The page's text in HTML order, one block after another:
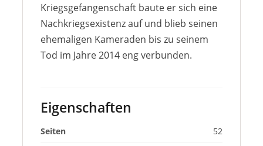
Kriegsgefangenschaft baute er sich eine
Nachkriegsexistenz auf und blieb seinen
ehemaligen Kameraden bis zu seinem
Tod im Jahre 2014 eng verbunden.
Eigenschaften
Seiten 52